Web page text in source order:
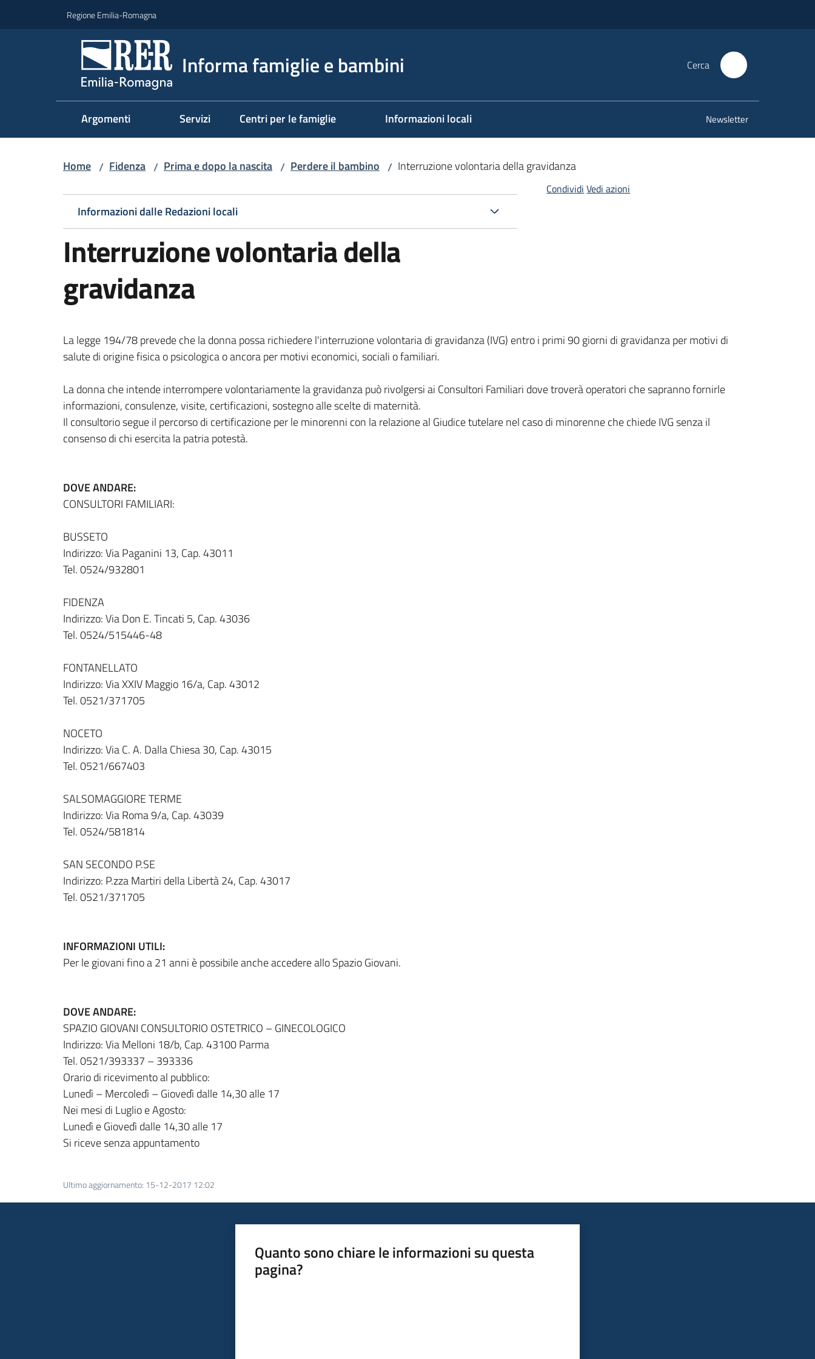
Regione Emilia-Romagna
Informa famiglie e bambini Cerca
Argomenti Servizi Centri per le famiglie Informazioni locali Newsletter
Home / Fidenza / Prima e dopo la nascita / Perdere il bambino / Interruzione volontaria della gravidanza
Informazioni dalle Redazioni locali
Interruzione volontaria della
gravidanza
Condividi Vedi azioni
La legge 194/78 prevede che la donna possa richiedere l'interruzione volontaria di gravidanza (IVG) entro i primi 90 giorni di gravidanza per motivi di
salute di origine fisica o psicologica o ancora per motivi economici, sociali o familiari.
La donna che intende interrompere volontariamente la gravidanza può rivolgersi ai Consultori Familiari dove troverà operatori che sapranno fornirle
informazioni, consulenze, visite, certificazioni, sostegno alle scelte di maternità.
Il consultorio segue il percorso di certificazione per le minorenni con la relazione al Giudice tutelare nel caso di minorenne che chiede IVG senza il
consenso di chi esercita la patria potestà.
DOVE ANDARE:
CONSULTORI FAMILIARI:
BUSSETO
Indirizzo: Via Paganini 13, Cap. 43011
Tel. 0524/932801
FIDENZA
Indirizzo: Via Don E. Tincati 5, Cap. 43036
Tel. 0524/515446-48
FONTANELLATO
Indirizzo: Via XXIV Maggio 16/a, Cap. 43012
Tel. 0521/371705
NOCETO
Indirizzo: Via C. A. Dalla Chiesa 30, Cap. 43015
Tel. 0521/667403
SALSOMAGGIORE TERME
Indirizzo: Via Roma 9/a, Cap. 43039
Tel. 0524/581814
SAN SECONDO P.SE
Indirizzo: P.zza Martiri della Libertà 24, Cap. 43017
Tel. 0521/371705
INFORMAZIONI UTILI:
Per le giovani fino a 21 anni è possibile anche accedere allo Spazio Giovani.
DOVE ANDARE:
SPAZIO GIOVANI CONSULTORIO OSTETRICO – GINECOLOGICO
Indirizzo: Via Melloni 18/b, Cap. 43100 Parma
Tel. 0521/393337 – 393336
Orario di ricevimento al pubblico:
Lunedì – Mercoledì – Giovedì dalle 14,30 alle 17
Nei mesi di Luglio e Agosto:
Lunedì e Giovedì dalle 14,30 alle 17
Si riceve senza appuntamento
Ultimo aggiornamento: 15-12-2017 12:02
Quanto sono chiare le informazioni su questa
pagina?